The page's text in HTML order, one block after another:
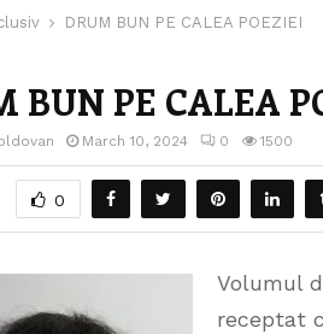
DRUM BUN PE CALEA POEZIEI
BUN PE CALEA
March 10, 2024 0 1500
0
Volumul
receptat